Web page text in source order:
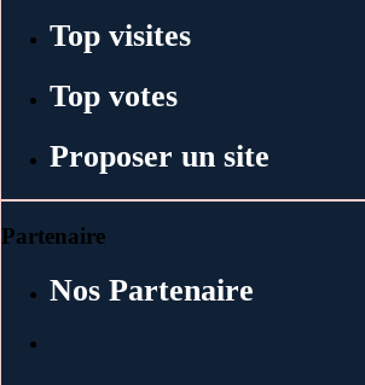
Top visites
Top votes
Proposer un site
Partenaire
Nos Partenaire